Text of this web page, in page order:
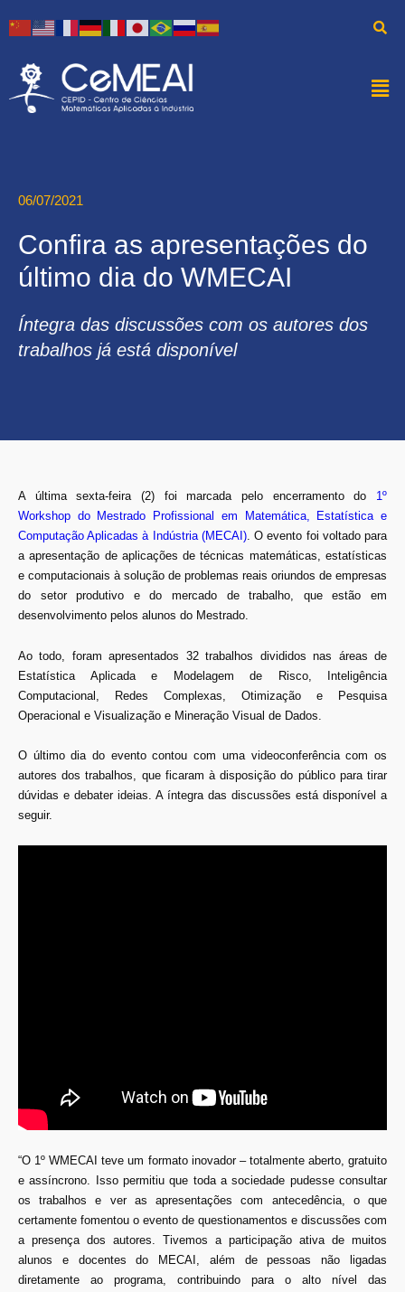
06/07/2021
Confira as apresentações do
último dia do WMECAI
Íntegra das discussões com os autores dos
trabalhos já está disponível
A última sexta-feira (2) foi marcada pelo encerramento do 1º
Workshop do Mestrado Profissional em Matemática, Estatística e
Computação Aplicadas à Indústria (MECAI). O evento foi voltado para
a apresentação de aplicações de técnicas matemáticas, estatísticas
e computacionais à solução de problemas reais oriundos de empresas
do setor produtivo e do mercado de trabalho, que estão em
desenvolvimento pelos alunos do Mestrado.
Ao todo, foram apresentados 32 trabalhos divididos nas áreas de
Estatística Aplicada e Modelagem de Risco, Inteligência
Computacional, Redes Complexas, Otimização e Pesquisa
Operacional e Visualização e Mineração Visual de Dados.
O último dia do evento contou com uma videoconferência com os
autores dos trabalhos, que ficaram à disposição do público para tirar
dúvidas e debater ideias. A íntegra das discussões está disponível a
seguir.
“O 1º WMECAI teve um formato inovador – totalmente aberto, gratuito
e assíncrono. Isso permitiu que toda a sociedade pudesse consultar
os trabalhos e ver as apresentações com antecedência, o que
certamente fomentou o evento de questionamentos e discussões com
a presença dos autores. Tivemos a participação ativa de muitos
alunos e docentes do MECAI, além de pessoas não ligadas
diretamente ao programa, contribuindo para o alto nível das